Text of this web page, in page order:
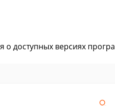
о доступных версиях